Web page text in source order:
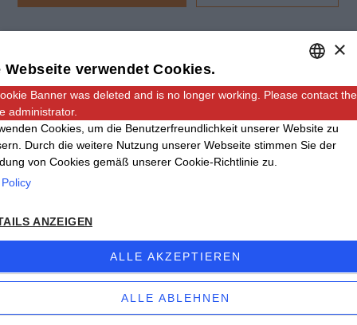
Email:info@giinox.com
Privacy Policy–Sitemap
ENGLISH
ITALIAN
GERMAN
×
Webseite verwendet Cookies.
Banner was deleted and is no longer working. Please contact the
administrator.
Cookies, um die Benutzerfreundlichkeit unserer Website zu
Durch die weitere Nutzung unserer Webseite stimmen Sie der
von Cookies gemäß unserer Cookie-Richtlinie zu.
ANZEIGEN
ALLE AKZEPTIEREN
ALLE ABLEHNEN